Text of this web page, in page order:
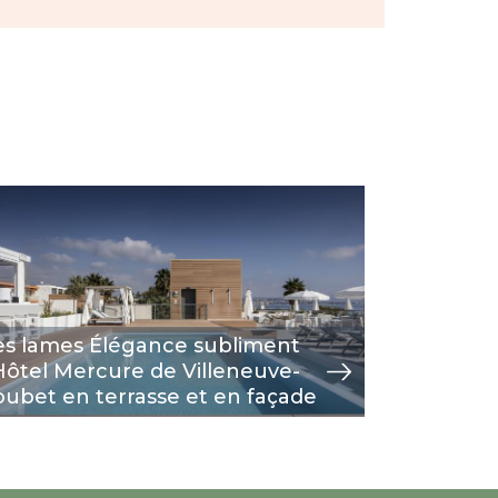
lames Élégance subliment
Mercure de Villeneuve-
en terrasse et en façade